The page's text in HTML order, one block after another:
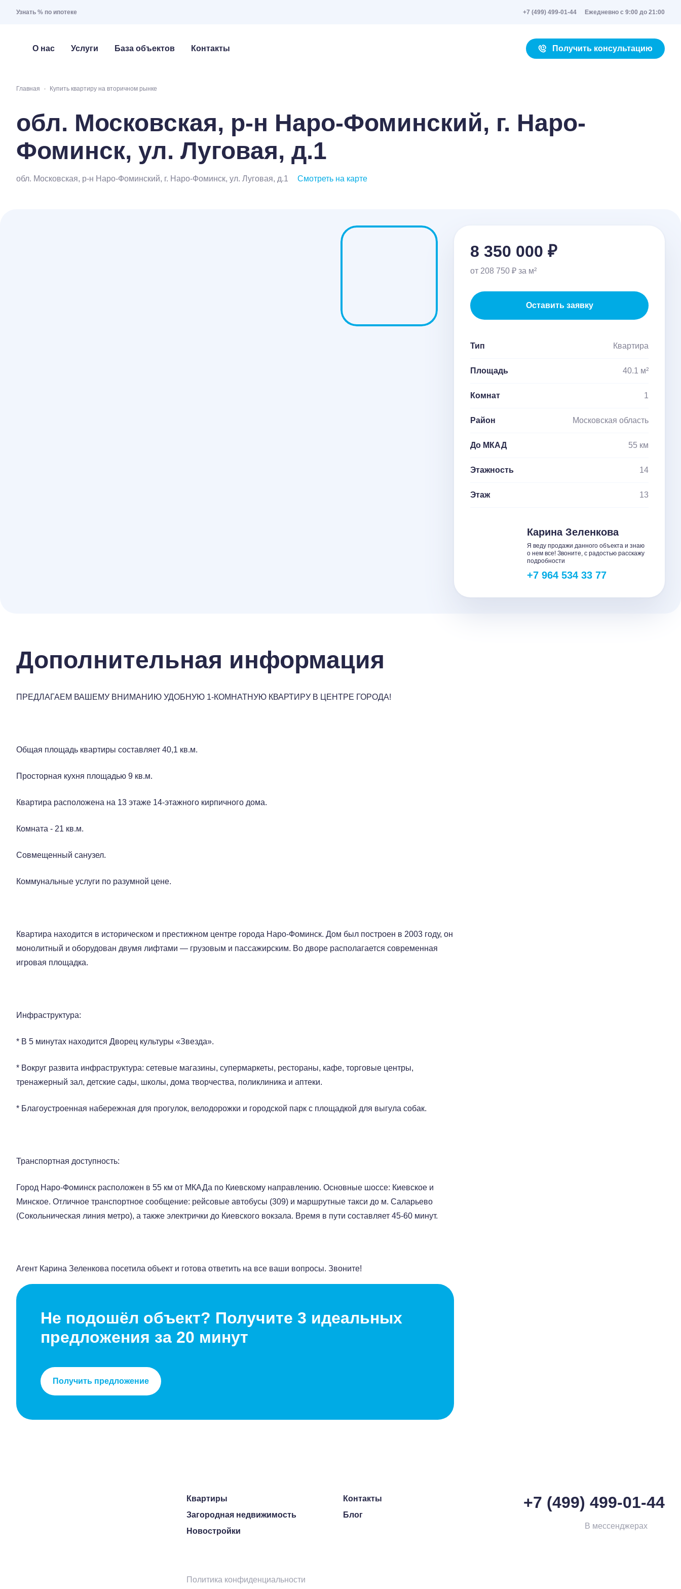
Узнать % по ипотеке +7 (499) 499-01-44 Ежедневно с 9:00 до 21:00
О нас Услуги База объектов Контакты Получить консультацию
Главная Купить квартиру на вторичном рынке
обл. Московская, р-н Наро-Фоминский, г. Наро-
Фоминск, ул. Луговая, д.1
обл. Московская, р-н Наро-Фоминский, г. Наро-Фоминск, ул. Луговая, д.1 Смотреть на карте
8 350 000 ₽
от 208 750 ₽ за м²
Оставить заявку
Тип Квартира
Площадь 40.1 м²
Комнат 1
Район Московская область
До МКАД 55 км
Этажность 14
Этаж 13
Карина Зеленкова
Я веду продажи данного объекта и знаю
о нем все! Звоните, с радостью расскажу
подробности
+7 964 534 33 77
Дополнительная информация
ПРЕДЛАГАЕМ ВАШЕМУ ВНИМАНИЮ УДОБНУЮ 1-КОМНАТНУЮ КВАРТИРУ В ЦЕНТРЕ ГОРОДА!
Общая площадь квартиры составляет 40,1 кв.м.
Просторная кухня площадью 9 кв.м.
Квартира расположена на 13 этаже 14-этажного кирпичного дома.
Комната - 21 кв.м.
Совмещенный санузел.
Коммунальные услуги по разумной цене.
Квартира находится в историческом и престижном центре города Наро-Фоминск. Дом был построен в 2003 году, он
монолитный и оборудован двумя лифтами — грузовым и пассажирским. Во дворе располагается современная
игровая площадка.
Инфраструктура:
* В 5 минутах находится Дворец культуры «Звезда».
* Вокруг развита инфраструктура: сетевые магазины, супермаркеты, рестораны, кафе, торговые центры,
тренажерный зал, детские сады, школы, дома творчества, поликлиника и аптеки.
* Благоустроенная набережная для прогулок, велодорожки и городской парк с площадкой для выгула собак.
Транспортная доступность:
Город Наро-Фоминск расположен в 55 км от МКАДа по Киевскому направлению. Основные шоссе: Киевское и
Минское. Отличное транспортное сообщение: рейсовые автобусы (309) и маршрутные такси до м. Саларьево
(Сокольническая линия метро), а также электрички до Киевского вокзала. Время в пути составляет 45-60 минут.
Агент Карина Зеленкова посетила объект и готова ответить на все ваши вопросы. Звоните!
Не подошёл объект? Получите 3 идеальных
предложения за 20 минут
Получить предложение
Квартиры
Загородная недвижимость
Новостройки
Контакты
Блог
+7 (499) 499-01-44
В мессенджерах
Политика конфиденциальности